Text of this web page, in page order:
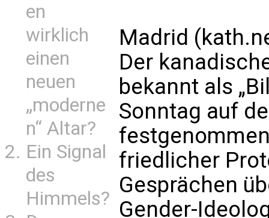
en
wirklich
einen
neuen
„moderne
n“ Altar?
Ein Signal
des
Himmels?
Madrid
Der
bekannt als
Sonntag auf
friedlicher
Gesprächen
Gender-